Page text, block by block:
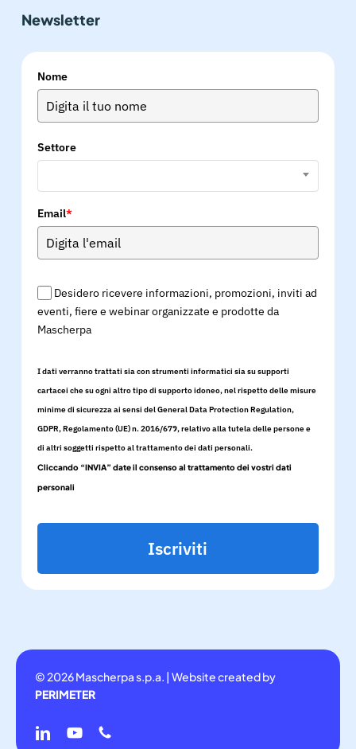
Newsletter
Nome
Settore
Email*
Desidero ricevere informazioni, promozioni, inviti ad
eventi, fiere e webinar organizzate e prodotte da
Mascherpa
I dati verranno trattati sia con strumenti informatici sia su supporti
cartacei che su ogni altro tipo di supporto idoneo, nel rispetto delle misure
minime di sicurezza ai sensi del General Data Protection Regulation,
GDPR, Regolamento (UE) n. 2016/679, relativo alla tutela delle persone e
di altri soggetti rispetto al trattamento dei dati personali.
Cliccando “INVIA” date il consenso al trattamento dei vostri dati
personali
Iscriviti
© 2026 Mascherpa s.p.a. | Website created by
PERIMETER
linkedinyoutubephone